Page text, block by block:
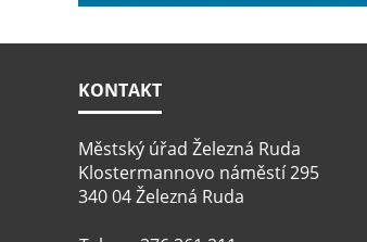
KONTAKT
Městský úřad Železná Ruda
Klostermannovo náměstí 295
340 04 Železná Ruda